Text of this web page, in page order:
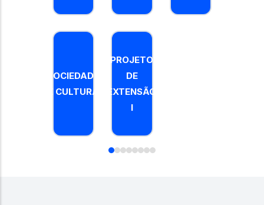
SOCIEDADE
E CULTURA
PROJETO
DE
EXTENSÃO
I